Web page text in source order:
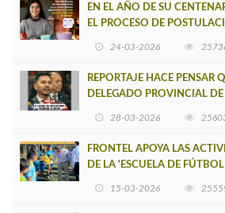
EN EL AÑO DE SU
EL PROCESO DE
24-03-2026
REPORTAJE HACE PENSAR
DELEGADO PROVINCIAL
28-03-2026
FRONTEL APOYA LAS
DE LA 'ESCUELA DE
15-03-2026